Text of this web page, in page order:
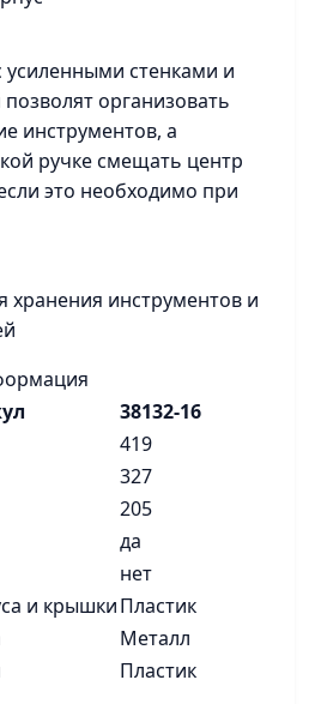
стенками и
организовать
инструментов, а
ручке смещать центр
это необходимо при
хранения инструментов и
38132-16
419
327
205
да
нет
и крышкиПластик
Металл
Пластик